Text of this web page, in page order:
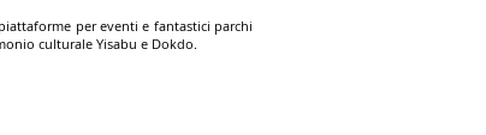
per eventi e fantastici parchi
culturale Yisabu e Dokdo.